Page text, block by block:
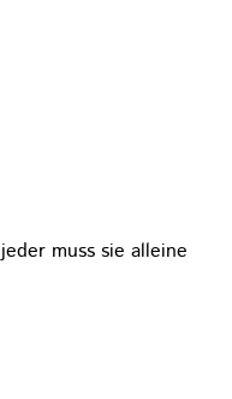
muss sie alleine